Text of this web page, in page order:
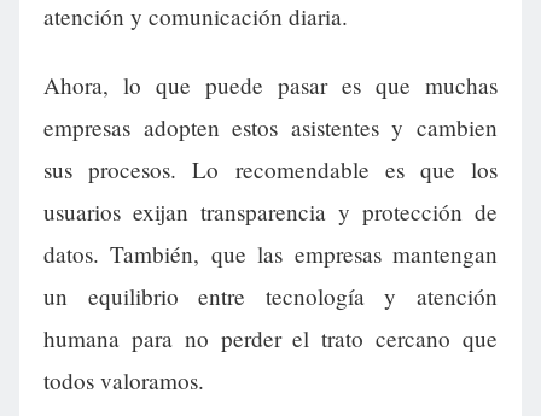
atención y comunicación diaria.
Ahora, lo que puede pasar es que muchas
empresas adopten estos asistentes y cambien
sus procesos. Lo recomendable es que los
usuarios exijan transparencia y protección de
datos. También, que las empresas mantengan
un equilibrio entre tecnología y atención
humana para no perder el trato cercano que
todos valoramos.